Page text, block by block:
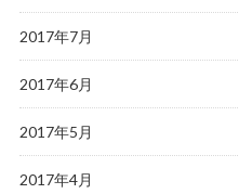
2017年7月
2017年6月
2017年5月
2017年4月